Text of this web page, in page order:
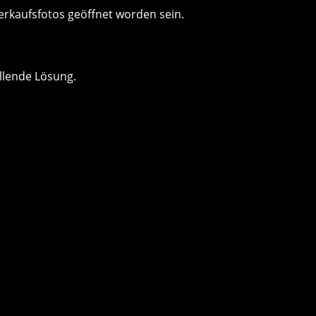
geöffnet worden sein.
Lösung.